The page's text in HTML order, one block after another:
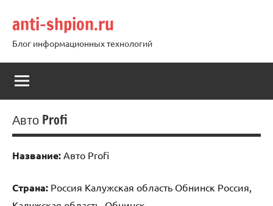
содержимому
anti-shpion.ru
Блог информационных технологий
Авто Profi
Название: Авто Profi
Страна: Россия Калужская область Обнинск Россия,